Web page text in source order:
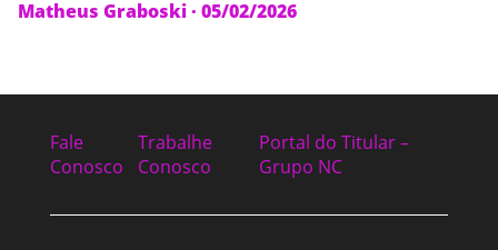
Matheus Graboski· 05/02/2026
Fale
Conosco
Trabalhe
Conosco
Portal do Titular –
Grupo NC